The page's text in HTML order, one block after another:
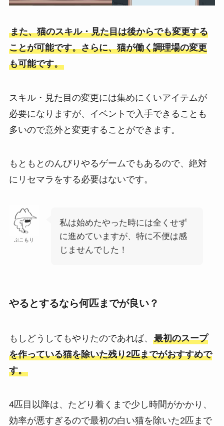
また、猫のスキル・見た目は後からでも変更する
ことが可能です。さらに、猫が働く調理場の変更
も可能です。
スキル・見た目の変更には集めにくいアイテムが
必要になりますが、イベントで入手できることも
多いので意外と変更することができます。
もともとのんびりやるゲームでもあるので、絶対
にリセマラをする必要はないです。
ぶこもり
私は始めたやった時には全くせず
に進めていますが、特に不便は感
じませんでした！
やるとするなら何匹までが良い？
もしどうしてもやりたのであれば、 最初のスープ
を作っている猫を除いた残り2匹までがおすすめで
す。
4匹目以降は、たどり着くまで少し時間がかかり、
効率が悪すぎるので最初の白い猫を除いた2匹まで